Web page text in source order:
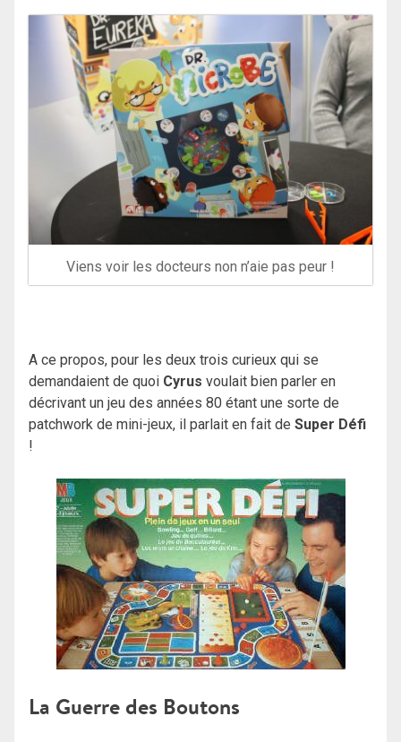
Viens voir les docteurs non n’aie pas peur !
A ce propos, pour les deux trois curieux qui se
demandaient de quoi Cyrus voulait bien parler en
décrivant un jeu des années 80 étant une sorte de
patchwork de mini-jeux, il parlait en fait de Super Défi
!
La Guerre des Boutons